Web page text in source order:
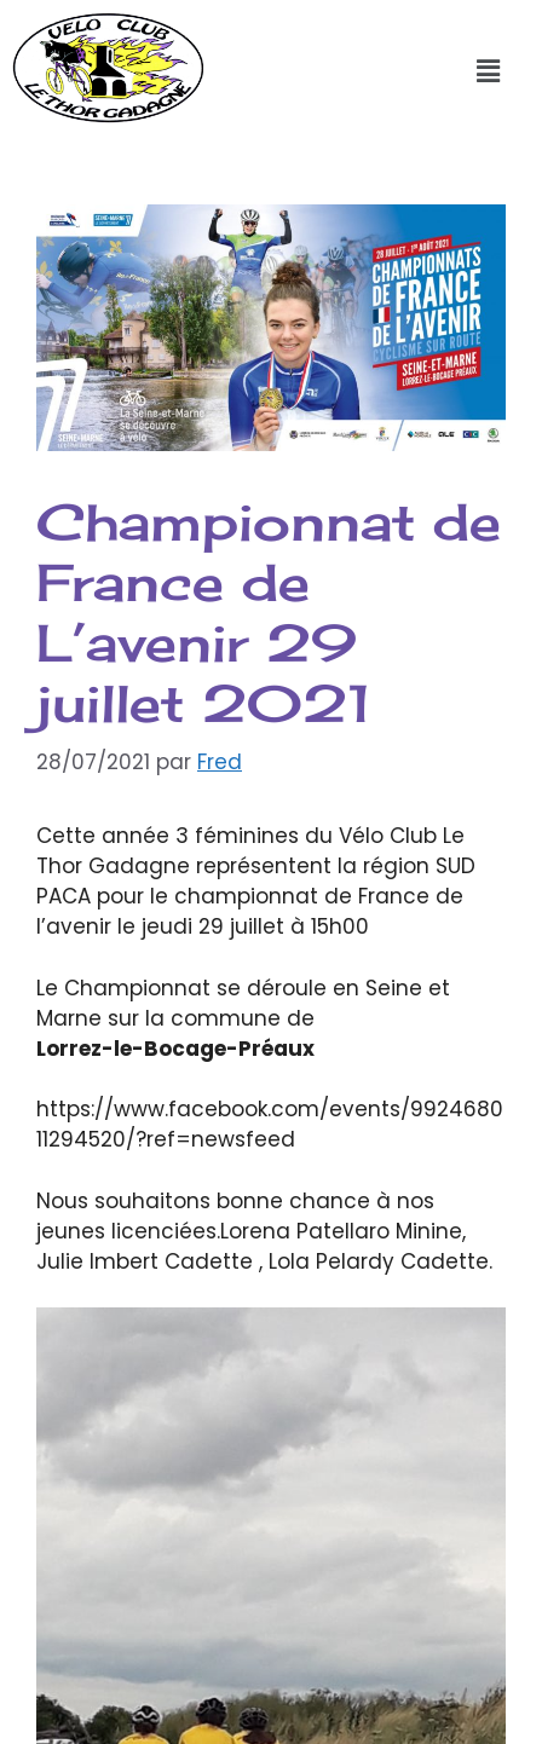
Championnat de
France de
L’avenir 29
juillet 2021
28/07/2021 par Fred
Cette année 3 féminines du Vélo Club Le
Thor Gadagne représentent la région SUD
PACA pour le championnat de France de
l’avenir le jeudi 29 juillet à 15h00
Le Championnat se déroule en Seine et
Marne sur la commune de
Lorrez-le-Bocage-Préaux
https://www.facebook.com/events/9924680
11294520/?ref=newsfeed
Nous souhaitons bonne chance à nos
jeunes licenciées.Lorena Patellaro Minine,
Julie Imbert Cadette , Lola Pelardy Cadette.